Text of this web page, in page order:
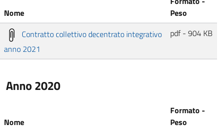
Nome
Peso
Contratto collettivo decentrato integrativo
anno 2021
pdf - 904 KB
Anno 2020
Nome
Formato -
Peso